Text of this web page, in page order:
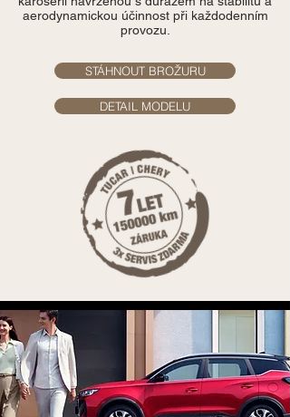
aerodynamickou účinnost při každodenním
provozu.
STÁHNOUT BROŽURU
DETAIL MODELU